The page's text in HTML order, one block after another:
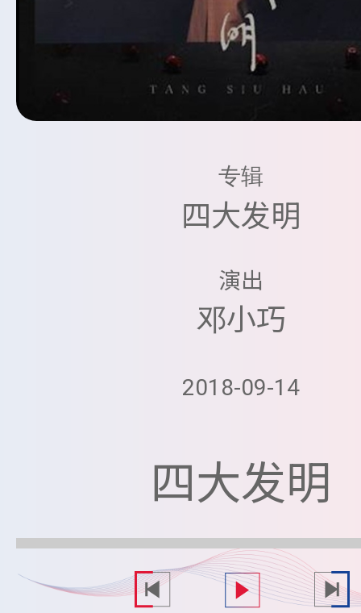
专辑
四大发明
演出
邓小巧
2018-09-14
四大发明